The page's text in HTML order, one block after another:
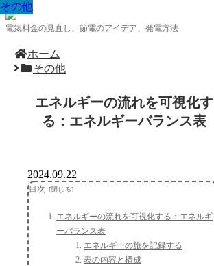
電気料金の見直し、節電のアイデア、発電方法
ホーム
その他
エネルギーの流れを可視化す
る：エネルギーバランス表
その他
2024.09.22
目次
エネルギーの流れを可視化する：エネルギ
ーバランス表
エネルギーの旅を記録する
表の内容と構成
その他
その他
その他
その他
その他
その他
その他
その他